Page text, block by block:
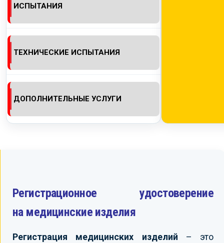
ИСПЫТАНИЯ
ТЕХНИЧЕСКИЕ ИСПЫТАНИЯ
ДОПОЛНИТЕЛЬНЫЕ УСЛУГИ
Регистрационное удостоверение
на медицинские изделия
Регистрация медицинских изделий – это